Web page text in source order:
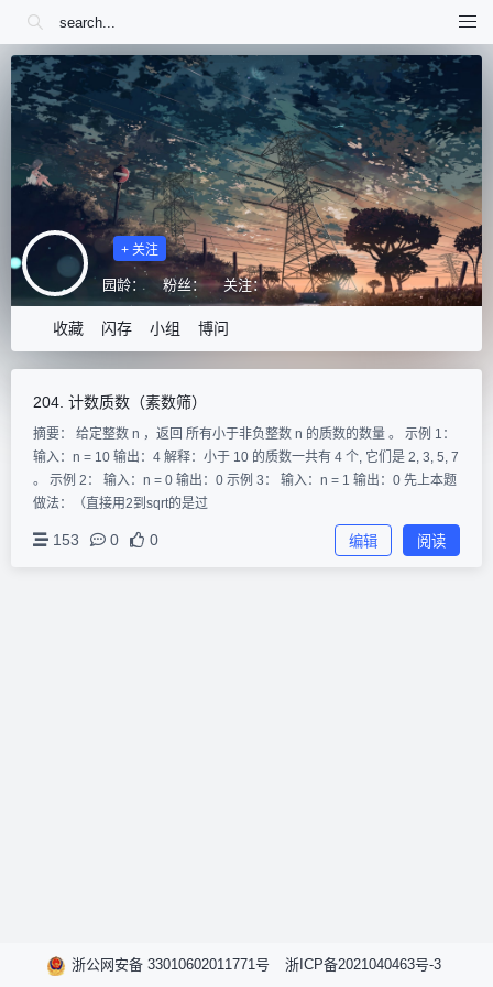
收藏 闪存 小组 博问
+ 关注
园龄： 粉丝： 关注：
204. 计数质数（素数筛）
摘要： 给定整数 n ，返回 所有小于非负整数 n 的质数的数量 。 示例 1：
输入：n = 10 输出：4 解释：小于 10 的质数一共有 4 个, 它们是 2, 3, 5, 7
。 示例 2： 输入：n = 0 输出：0 示例 3： 输入：n = 1 输出：0 先上本题
做法：（直接用2到sqrt的是过
153 0 0 编辑 阅读
浙公网安备 33010602011771号 浙ICP备2021040463号-3